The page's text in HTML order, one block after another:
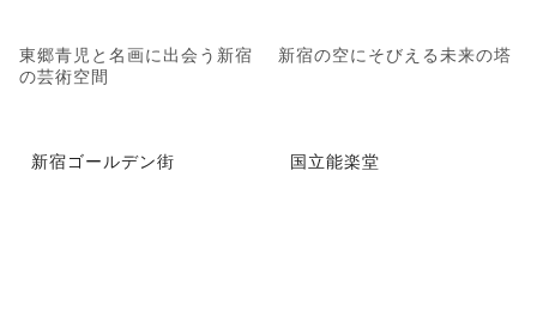
東郷青児と名画に出会う新宿
の芸術空間
新宿の空にそびえる未来の塔
新宿ゴールデン街 国立能楽堂